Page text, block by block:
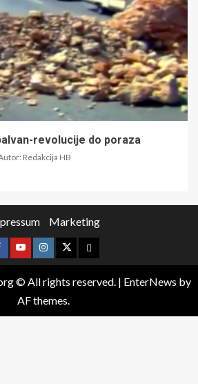
revolucije do poraza
Redakcija HB
Marketing
© All rights reserved. | EnterNews by
AF themes.